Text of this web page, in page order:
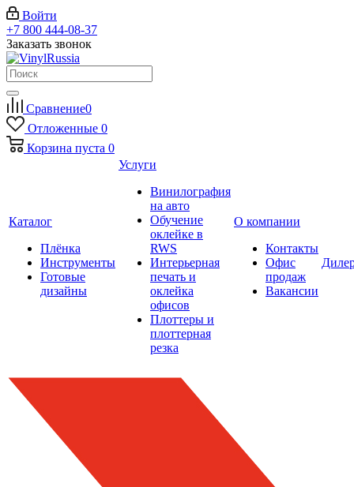
Войти
+7 800 444-08-37
Заказать звонок
Сравнение0
Отложенные 0
Корзина пуста 0
Каталог
Плёнка
Инструменты
Готовые
дизайны
Услуги
Винилография
на авто
Обучение
оклейке в
RWS
Интерьерная
печать и
оклейка
офисов
Плоттеры и
плоттерная
резка
О компании
Контакты
Офис
продаж
Вакансии